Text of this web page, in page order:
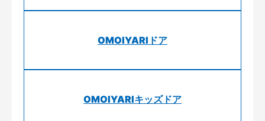
OMOIYARIドア
OMOIYARIキッズドア